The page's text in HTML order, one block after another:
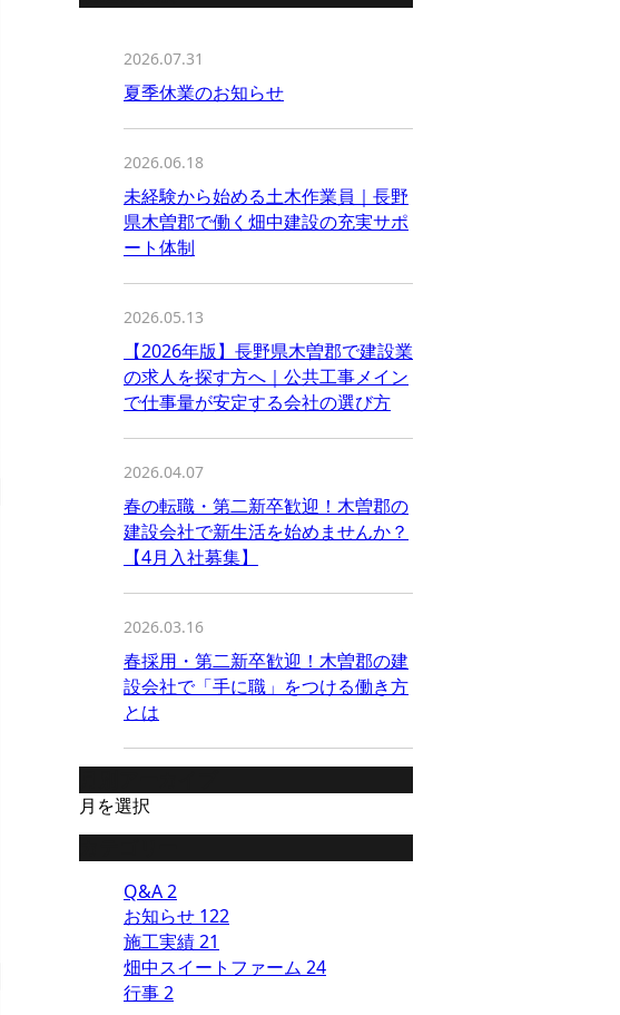
2026.07.31
夏季休業のお知らせ
2026.06.18
未経験から始める土木作業員｜長野
県木曽郡で働く畑中建設の充実サポ
ート体制
2026.05.13
【2026年版】長野県木曽郡で建設業
の求人を探す方へ｜公共工事メイン
で仕事量が安定する会社の選び方
2026.04.07
春の転職・第二新卒歓迎！木曽郡の
建設会社で新生活を始めませんか？
【4月入社募集】
2026.03.16
春採用・第二新卒歓迎！木曽郡の建
設会社で「手に職」をつける働き方
とは
月を選択
Q&A2
お知らせ 122
施工実績21
畑中スイートファーム 24
行事2